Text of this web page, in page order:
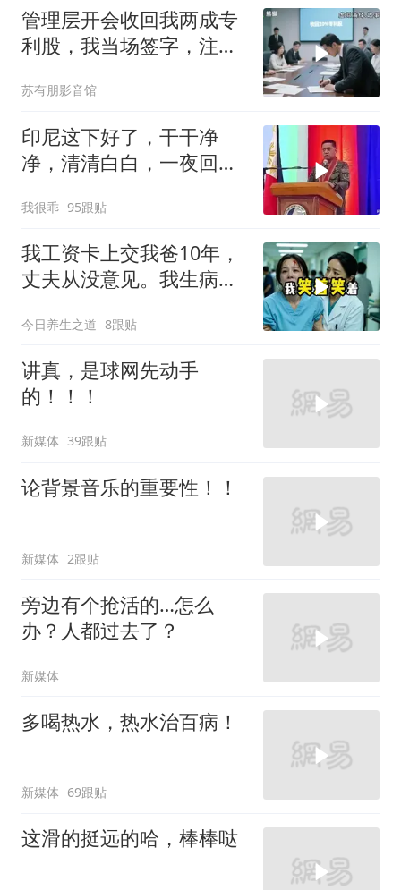
管理层开会收回我两成专
利股，我当场签字，注销
苏有朋影音馆
印尼这下好了，干干净
净，清清白白，一夜回到
我很乖 95跟贴
我工资卡上交我爸10年，
丈夫从没意见。我生病住
今日养生之道 8跟贴
讲真，是球网先动手
的！！！
新媒体 39跟贴
论背景音乐的重要性！！
新媒体 2跟贴
旁边有个抢活的…怎么
办？人都过去了？
新媒体
多喝热水，热水治百病！
新媒体 69跟贴
这滑的挺远的哈，棒棒哒